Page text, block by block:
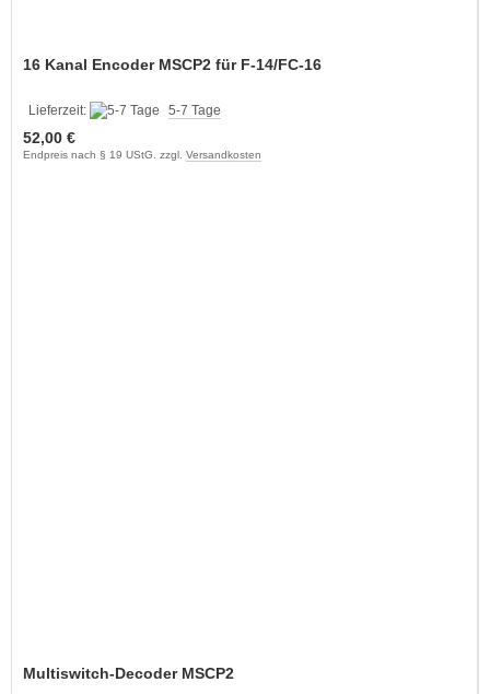
16 Kanal Encoder MSCP2 für F-14/FC-16
Lieferzeit: 5-7 Tage
52,00 €
Endpreis nach § 19 UStG. zzgl. Versandkosten
Multiswitch-Decoder MSCP2